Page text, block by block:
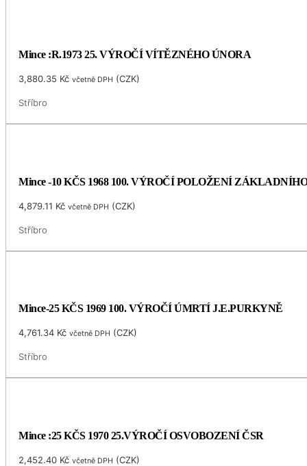
Mince :R.1973 25. VÝROČÍ VÍTĚZNÉHO ÚNORA
3,880.35 Kč včetně DPH (CZK)
Stříbro
Mince -10 KČS 1968 100. VÝROČÍ POLOŽENÍ
4,879.11 Kč včetně DPH (CZK)
Stříbro
Mince-25 KČS 1969 100. VÝROČÍ ÚMRTÍ J.E.PURKYNĚ
4,761.34 Kč včetně DPH (CZK)
Stříbro
Mince :25 KČS 1970 25.VÝROČÍ OSVOBOZENÍ ČSR
2,452.40 Kč včetně DPH (CZK)